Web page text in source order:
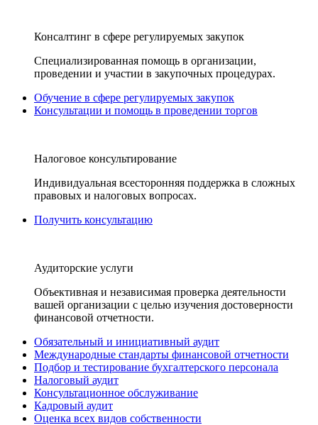
Консалтинг в сфере регулируемых закупок
Специализированная помощь в организации,
проведении и участии в закупочных процедурах.
Обучение в сфере регулируемых закупок
Консультации и помощь в проведении торгов
Налоговое консультирование
Индивидуальная всесторонняя поддержка в сложных
правовых и налоговых вопросах.
Получить консультацию
Аудиторские услуги
Объективная и независимая проверка деятельности
вашей организации с целью изучения достоверности
финансовой отчетности.
Обязательный и инициативный аудит
Международные стандарты финансовой отчетности
Подбор и тестирование бухгалтерского персонала
Налоговый аудит
Консультационное обслуживание
Кадровый аудит
Оценка всех видов собственности